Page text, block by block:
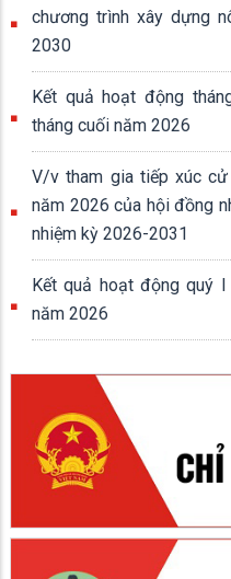
chương trình xây dựng
2030
Kết quả hoạt động
tháng cuối năm 2026
V/v tham gia tiếp xúc
năm 2026 của hội đồng
nhiệm kỳ 2026-2031
Kết quả hoạt động quý
năm 2026